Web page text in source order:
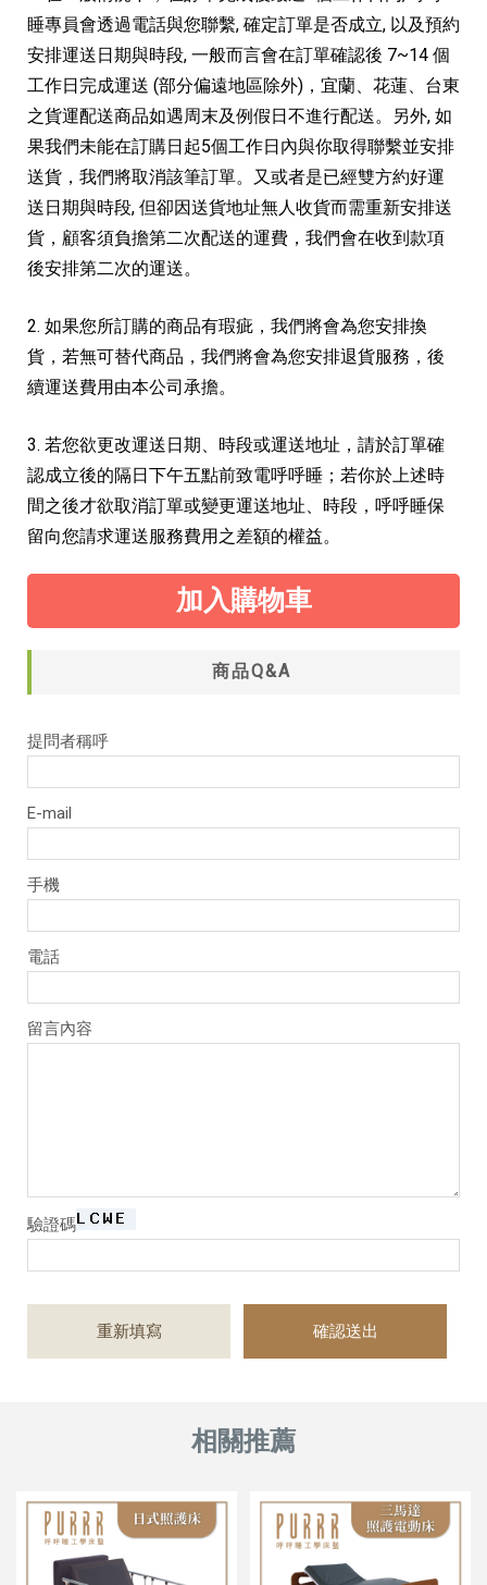
睡專員會透過電話與您聯繫, 確定訂單是否成立, 以及預約
安排運送日期與時段, 一般而言會在訂單確認後 7~14 個
工作日完成運送 (部分偏遠地區除外)，宜蘭、花蓮、台東
之貨運配送商品如遇周末及例假日不進行配送。另外, 如
果我們未能在訂購日起5個工作日內與你取得聯繫並安排
送貨，我們將取消該筆訂單。又或者是已經雙方約好運
送日期與時段, 但卻因送貨地址無人收貨而需重新安排送
貨，顧客須負擔第二次配送的運費，我們會在收到款項
後安排第二次的運送。
2. 如果您所訂購的商品有瑕疵，我們將會為您安排換
貨，若無可替代商品，我們將會為您安排退貨服務，後
續運送費用由本公司承擔。
3. 若您欲更改運送日期、時段或運送地址，請於訂單確
認成立後的隔日下午五點前致電呼呼睡；若你於上述時
間之後才欲取消訂單或變更運送地址、時段，呼呼睡保
留向您請求運送服務費用之差額的權益。
加入購物車
商品Q&A
提問者稱呼
E-mail
手機
電話
留言內容
驗證碼